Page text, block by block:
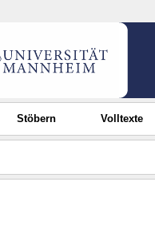
Stöbern Volltexte